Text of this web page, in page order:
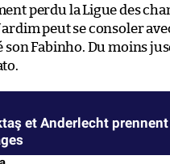
perdu la Ligue des
peut se consoler
Fabinho. Du moins
et Anderlecht